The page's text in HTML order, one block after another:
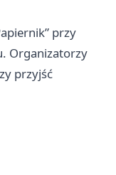
przy
Organizatorzy
przyjść